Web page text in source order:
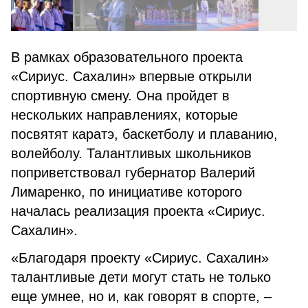
В рамках образовательного проекта
«Сириус. Сахалин» впервые открыли
спортивную смену. Она пройдет в
нескольких направлениях, которые
посвятят каратэ, баскетболу и плаванию,
волейболу. Талантливых школьников
поприветствовал губернатор Валерий
Лимаренко, по инициативе которого
началась реализация проекта «Сириус.
Сахалин».
«Благодаря проекту «Сириус. Сахалин»
талантливые дети могут стать не только
еще умнее, но и, как говорят в спорте, –